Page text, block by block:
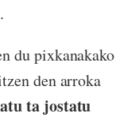
du pixkanakako
den arroka
ta jostatu